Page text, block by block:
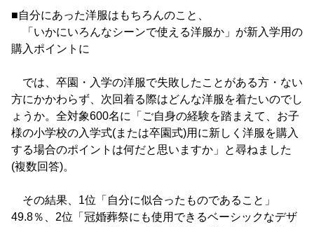
■自分にあった洋服はもちろんのこと、
「いかにいろんなシーンで使える洋服か」が新入学用の
購入ポイントに
では、卒園・入学の洋服で失敗したことがある方・ない
方にかかわらず、次回着る際はどんな洋服を着たいのでし
ょうか。全対象600名に「ご自身の経験を踏まえて、お子
様の小学校の入学式(または卒園式)用に新しく洋服を購入
する場合のポイントは何だと思いますか」と尋ねました
(複数回答)。
その結果、1位「自分に似合ったものであること」
49.8％、2位「冠婚葬祭にも使用できるベーシックなデザ